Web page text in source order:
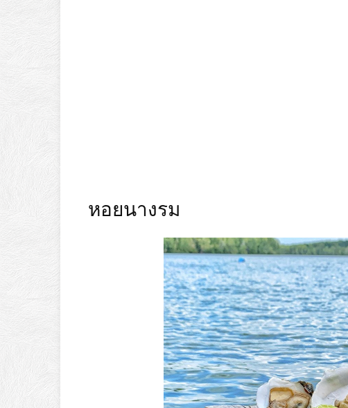
หอยนางรม